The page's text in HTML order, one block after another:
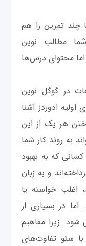
تمرین را هم
مطالب نوین
اما محتوای درس‌ها
در گوگل نوین
اولیه ادوردز آشنا
هر یک از این
به روند کار شما
که به بهبود
و به زبان
اغلب خواسته یا
اما در بسیاری از
زیرا مفاهیم
سئو تفاوت‌های